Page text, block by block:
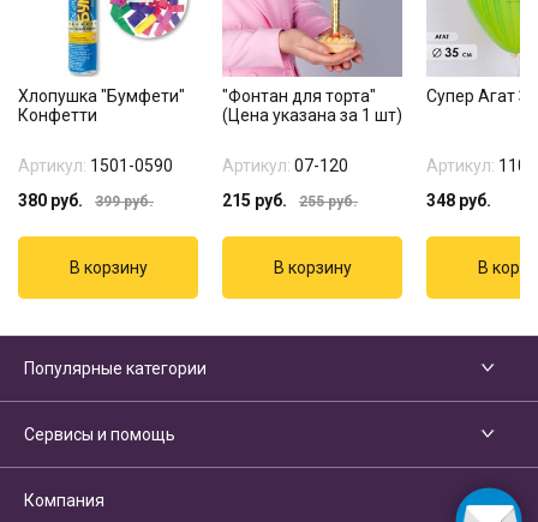
Хлопушка "Бумфети"
Конфетти
Артикул: 1501-0590
380 руб. 399руб.
"Фонтан для торта"
(Цена указана за 1 шт)
Артикул: 07-120
215 руб. 255руб.
Супер Агат
Артикул:
348 руб.
Популярные категории
Сервисы и помощь
Компания